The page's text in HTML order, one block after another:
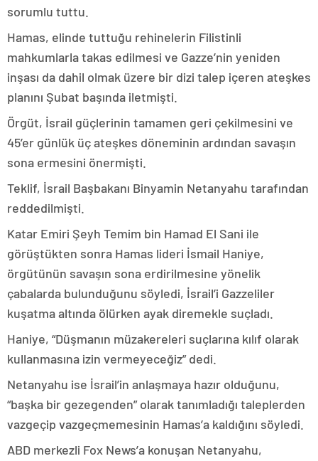
sorumlu tuttu.
Hamas, elinde tuttuğu rehinelerin Filistinli
mahkumlarla takas edilmesi ve Gazze’nin yeniden
inşası da dahil olmak üzere bir dizi talep içeren ateşkes
planını Şubat başında iletmişti.
Örgüt, İsrail güçlerinin tamamen geri çekilmesini ve
45’er günlük üç ateşkes döneminin ardından savaşın
sona ermesini önermişti.
Teklif, İsrail Başbakanı Binyamin Netanyahu tarafından
reddedilmişti.
Katar Emiri Şeyh Temim bin Hamad El Sani ile
görüştükten sonra Hamas lideri İsmail Haniye,
örgütünün savaşın sona erdirilmesine yönelik
çabalarda bulunduğunu söyledi, İsrail’i Gazzeliler
kuşatma altında ölürken ayak diremekle suçladı.
Haniye, “Düşmanın müzakereleri suçlarına kılıf olarak
kullanmasına izin vermeyeceğiz” dedi.
Netanyahu ise İsrail’in anlaşmaya hazır olduğunu,
“başka bir gezegenden” olarak tanımladığı taleplerden
vazgeçip vazgeçmemesinin Hamas’a kaldığını söyledi.
ABD merkezli Fox News’a konuşan Netanyahu,